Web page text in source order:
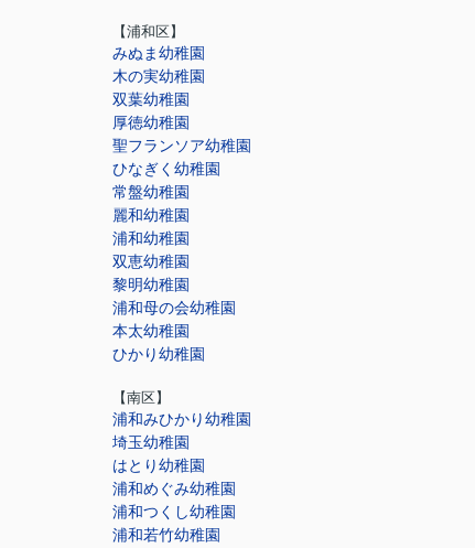
【浦和区】
みぬま幼稚園
木の実幼稚園
双葉幼稚園
厚徳幼稚園
聖フランソア幼稚園
ひなぎく幼稚園
常盤幼稚園
麗和幼稚園
浦和幼稚園
双恵幼稚園
黎明幼稚園
浦和母の会幼稚園
本太幼稚園
ひかり幼稚園
【南区】
浦和みひかり幼稚園
埼玉幼稚園
はとり幼稚園
浦和めぐみ幼稚園
浦和つくし幼稚園
浦和若竹幼稚園